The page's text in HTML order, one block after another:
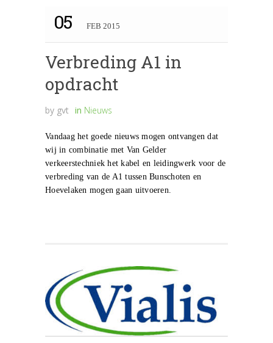
05 FEB 2015
Verbreding A1 in
opdracht
by gvt in Nieuws
Vandaag het goede nieuws mogen ontvangen dat
wij in combinatie met Van Gelder
verkeerstechniek het kabel en leidingwerk voor de
verbreding van de A1 tussen Bunschoten en
Hoevelaken mogen gaan uitvoeren.